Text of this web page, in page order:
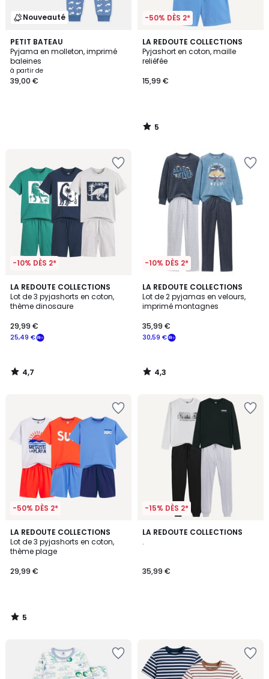
Nouveauté
PETIT BATEAU
Pyjama en molleton, imprimé
baleines
à partir de
39,00 €
-50% DÈS 2*
LA REDOUTE COLLECTIONS
Pyjashort en coton, maille
reliéfée
15,99 €
5
/
5
5
/
-10% DÈS 2*
LA REDOUTE COLLECTIONS
Lot de 3 pyjashorts en coton,
thème dinosaure
25,49 €
29,99 €
4,7
/ 5
4,7
/
-10% DÈS 2*
LA REDOUTE COLLECTIONS
Lot de 2 pyjamas en velours,
imprimé montagnes
30,59 €
35,99 €
4,3
/ 5
4,3
/
-50% DÈS 2*
LA REDOUTE COLLECTIONS
Lot de 3 pyjashorts en coton,
thème plage
29,99 €
5
/
5
5
/
-15% DÈS 2*
LA REDOUTE COLLECTIONS
.
35,99 €